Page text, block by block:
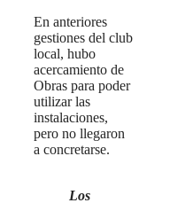
En anteriores
gestiones del club
local, hubo
acercamiento de
Obras para poder
utilizar las
instalaciones,
pero no llegaron
a concretarse.
Los